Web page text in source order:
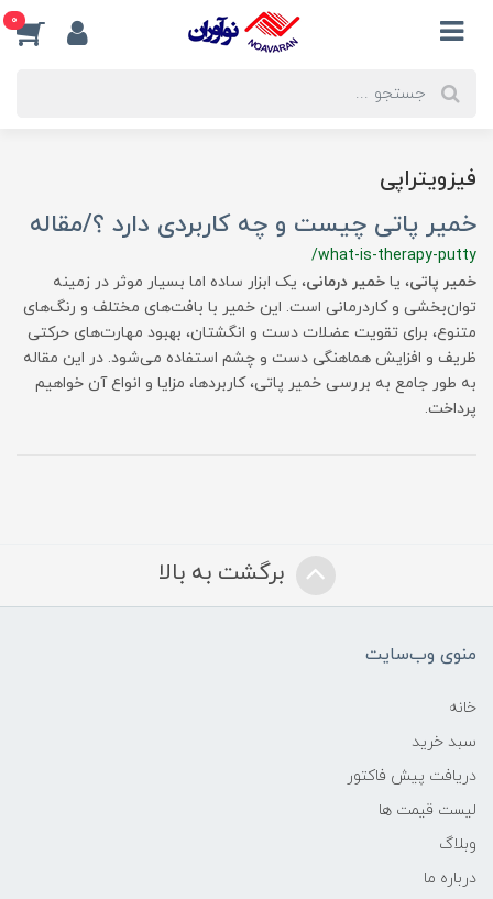
0
فیزویتراپی
خمیر پاتی چیست و چه کاربردی دارد ؟/مقاله
/what-is-therapy-putty
خمیر پاتی، یا خمیر درمانی، یک ابزار ساده اما بسیار موثر در زمینه
توان‌بخشی و کاردرمانی است. این خمیر با بافت‌های مختلف و رنگ‌های
متنوع، برای تقویت عضلات دست و انگشتان، بهبود مهارت‌های حرکتی
ظریف و افزایش هماهنگی دست و چشم استفاده می‌شود. در این مقاله
به طور جامع به بررسی خمیر پاتی، کاربردها، مزایا و انواع آن خواهیم
پرداخت.
برگشت به بالا
منوی وب‌سایت
خانه
سبد خرید
دریافت پیش فاکتور
لیست قیمت ها
وبلاگ
درباره ما